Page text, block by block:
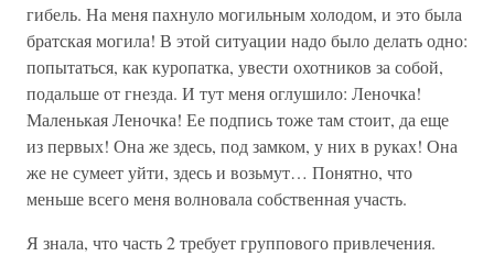
гибель. На меня пахнуло могильным холодом, и это была
братская могила! В этой ситуации надо было делать одно:
попытаться, как куропатка, увести охотников за собой,
подальше от гнезда. И тут меня оглушило: Леночка!
Маленькая Леночка! Ее подпись тоже там стоит, да еще
из первых! Она же здесь, под замком, у них в руках! Она
же не сумеет уйти, здесь и возьмут… Понятно, что
меньше всего меня волновала собственная участь.
Я знала, что часть 2 требует группового привлечения.